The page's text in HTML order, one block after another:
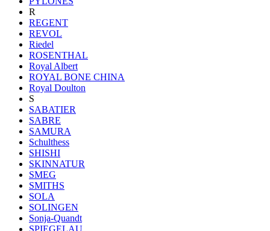
R
REGENT
REVOL
Riedel
ROSENTHAL
Royal Albert
ROYAL BONE CHINA
Royal Doulton
S
SABATIER
SABRE
SAMURA
Schulthess
SHISHI
SKINNATUR
SMEG
SMITHS
SOLA
SOLINGEN
Sonja-Quandt
SPIEGELAU